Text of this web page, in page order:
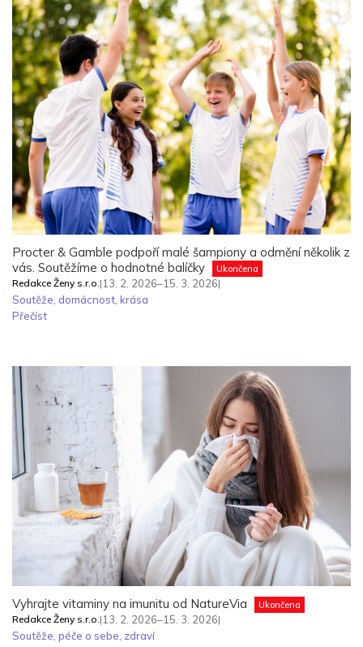
Procter & Gamble podpoří malé šampiony a odmění několik z
vás. Soutěžíme o hodnotné balíčky
Ukončena
Redakce Ženy s.r.o.| 13. 2. 2026–15. 3. 2026|
Soutěže domácnost krása
Přečíst
Vyhrajte vitaminy na imunitu od NatureVia Ukončena
Redakce Ženy s.r.o.| 13. 2. 2026–15. 3. 2026|
Soutěže, péče o sebe, zdraví